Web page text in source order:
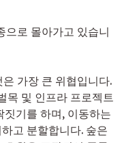
으로 몰아가고 있습니
은 가장 큰 위협입니다.
목 및 인프라 프로젝트
짓기를 하며, 이동하는
고 분할합니다. 숲은